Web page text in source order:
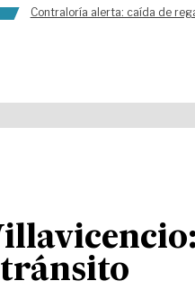
Contraloría alerta: caída de
tránsito